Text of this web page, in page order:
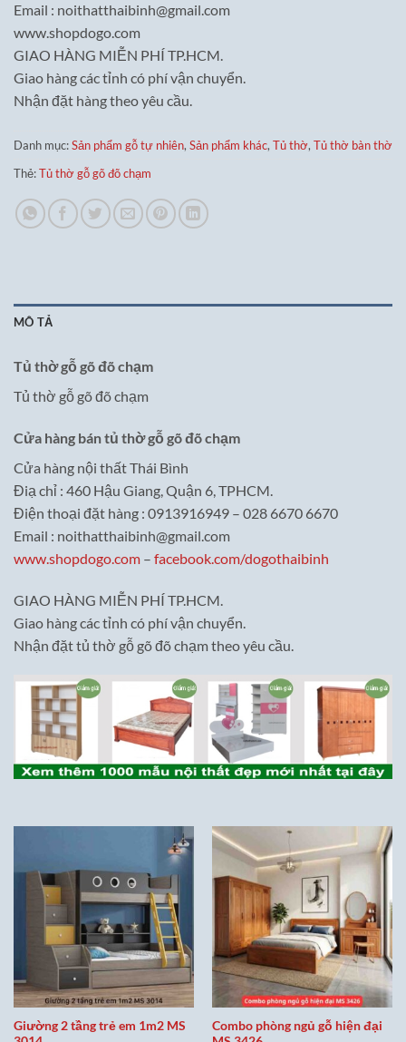
Email : noithatthaibinh@gmail.com
www.shopdogo.com
GIAO HÀNG MIỄN PHÍ TP.HCM.
Giao hàng các tỉnh có phí vận chuyển.
Nhận đặt hàng theo yêu cầu.
Danh mục:Sản phẩm gỗ tự nhiên, Sản phẩm khác, Tủ thờ, Tủ thờ bàn thờ
Thẻ:Tủ thờ gỗ gõ đõ chạm
MÔ TẢ
Tủ thờ gỗ gõ đõ chạm
Tủ thờ gỗ gõ đõ chạm
Cửa hàng bán tủ thờ gỗ gõ đõ chạm
Cửa hàng nội thất Thái Bình
Điạ chỉ : 460 Hậu Giang, Quận 6, TPHCM.
Điện thoại đặt hàng : 0913916949 – 028 6670 6670
Email : noithatthaibinh@gmail.com
www.shopdogo.com – facebook.com/dogothaibinh
GIAO HÀNG MIỄN PHÍ TP.HCM.
Giao hàng các tỉnh có phí vận chuyển.
Nhận đặt tủ thờ gỗ gõ đõ chạm theo yêu cầu.
Giường 2 tầng trẻ em 1m2 MS
Combo phòng ngủ gỗ hiện đại